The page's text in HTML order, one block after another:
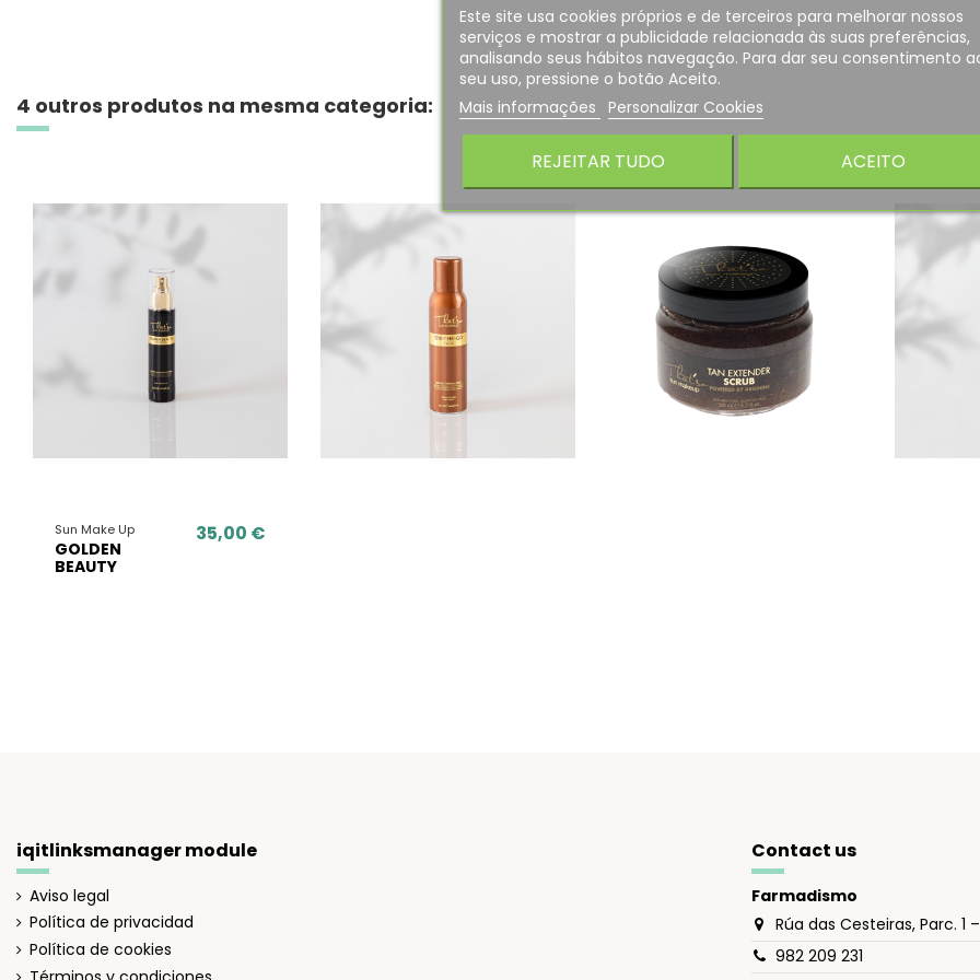
4 outros produtos na mesma categoria:
Sun Make Up
GOLDEN
BEAUTY
35,00 €
iqitlinksmanager module
Aviso legal
Política de privacidad
Política de cookies
Contact us
Farmadismo
Rúa das Cesteiras, Parc. 1
982 209 231
Este site usa cookies próprios e de terceiros para melhorar nossos
serviços e mostrar a publicidade relacionada às suas preferências,
analisando seus hábitos navegação. Para dar seu consentimento
seu uso, pressione o botão Aceito.
Mais informações
Personalizar Cookies
REJEITAR TUDO ACEITO